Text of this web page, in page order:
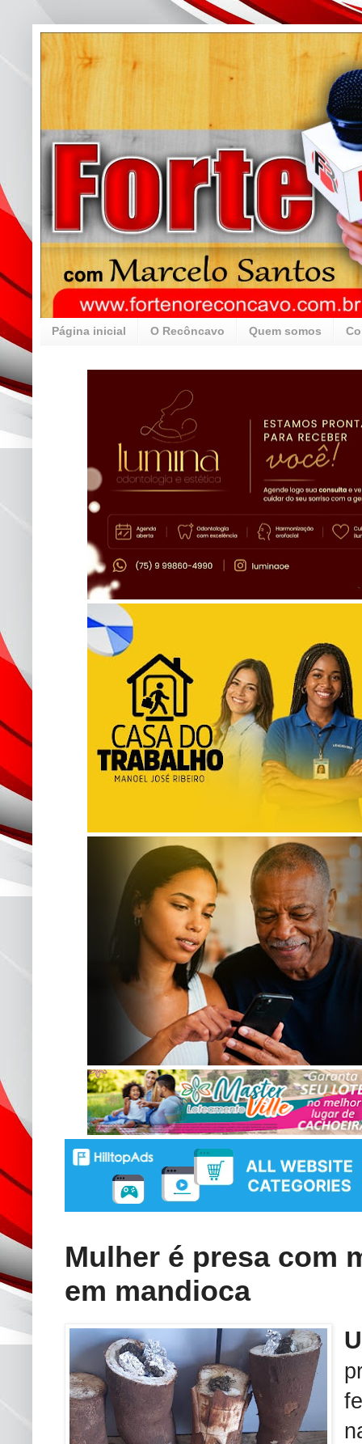
Página inicial O Recôncavo Quem somos
Mulher é presa com
em mandioca
U